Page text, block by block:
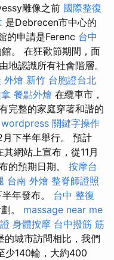
雕像之前 國際整復
是Debrecen市中心的
的申請是Ferenc 台中
。 在狂歡節期間，面
地認識所有社會階層。
外燴 新竹 台胞證台北
餐點外燴 在纜車市，
完整的家庭穿著和諧的
wordpress 關鍵字操作
下半年舉行。 預計
網站上宣布，從11月
的預期日期。 按摩台
台南 外燴 整脊師證照
年發布。 台中 整復
。 massage near me
身體按摩 台中撥筋 筋
的城市訪問相比，我們
少140輪，大約400